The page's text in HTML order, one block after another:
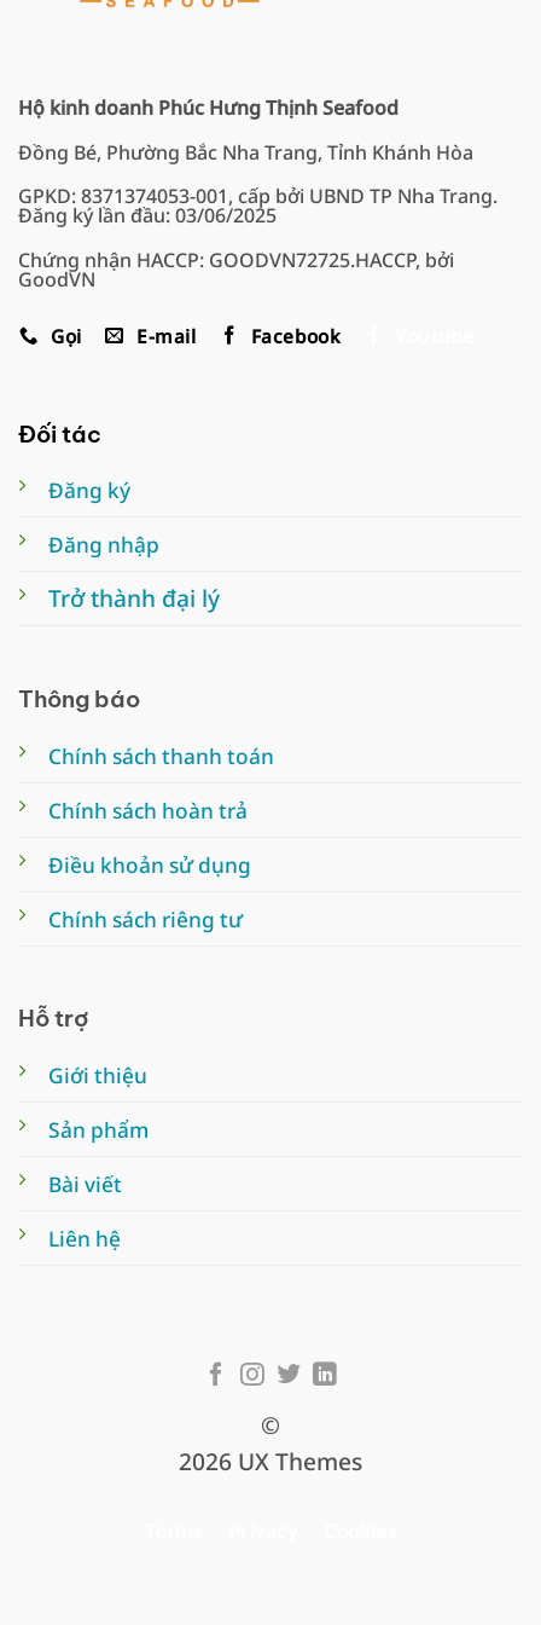
Hộ kinh doanh Phúc Hưng Thịnh Seafood
Đồng Bé, Phường Bắc Nha Trang, Tỉnh Khánh Hòa
GPKD: 8371374053-001, cấp bởi UBND TP Nha Trang.
Đăng ký lần đầu: 03/06/2025
Chứng nhận HACCP: GOODVN72725.HACCP, bởi
GoodVN
Gọi E-mail Facebook
Đối tác
Đăng ký
Đăng nhập
Trở thành đại lý
Thông báo
Chính sách thanh toán
Chính sách hoàn trả
Điều khoản sử dụng
Chính sách riêng tư
Hỗ trợ
Giới thiệu
Sản phẩm
Bài viết
Liên hệ
©
2026 UX Themes